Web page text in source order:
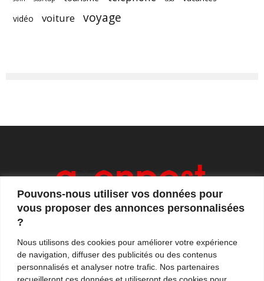
Pouvons-nous utiliser vos données pour
vous proposer des annonces personnalisées
?
Nous utilisons des cookies pour améliorer votre expérience
de navigation, diffuser des publicités ou des contenus
personnalisés et analyser notre trafic. Nos partenaires
recueilleront ces données et utiliseront des cookies pour
vidéo
voiture voyage
et de tendances. Notre équipe de journalistes vous
propose quotidiennement de suivre l'actualité en
France et à l'international.